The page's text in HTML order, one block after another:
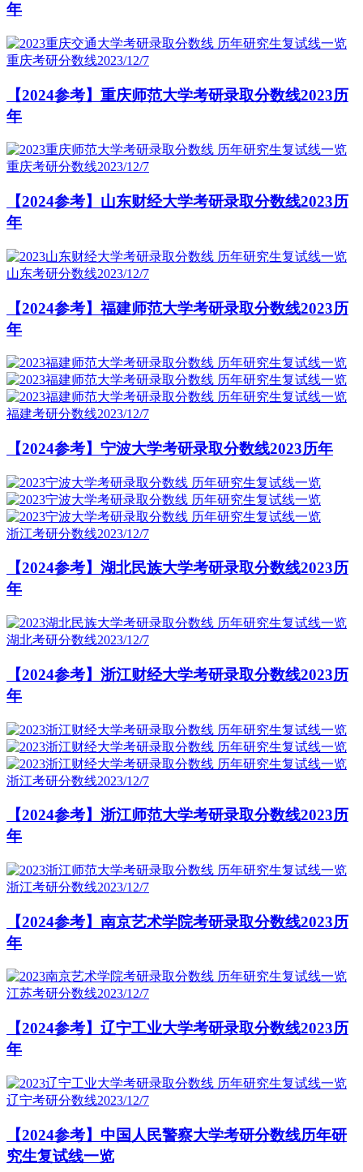
年
重庆考研分数线2023/12/7
【2024参考】重庆师范大学考研录取分数线2023历
年
重庆考研分数线2023/12/7
【2024参考】山东财经大学考研录取分数线2023历
年
山东考研分数线2023/12/7
【2024参考】福建师范大学考研录取分数线2023历
年
福建考研分数线2023/12/7
【2024参考】宁波大学考研录取分数线2023历年
浙江考研分数线2023/12/7
【2024参考】湖北民族大学考研录取分数线2023历
年
湖北考研分数线2023/12/7
【2024参考】浙江财经大学考研录取分数线2023历
年
浙江考研分数线2023/12/7
【2024参考】浙江师范大学考研录取分数线2023历
年
浙江考研分数线2023/12/7
【2024参考】南京艺术学院考研录取分数线2023历
年
江苏考研分数线2023/12/7
【2024参考】辽宁工业大学考研录取分数线2023历
年
辽宁考研分数线2023/12/7
【2024参考】中国人民警察大学考研分数线历年研
究生复试线一览